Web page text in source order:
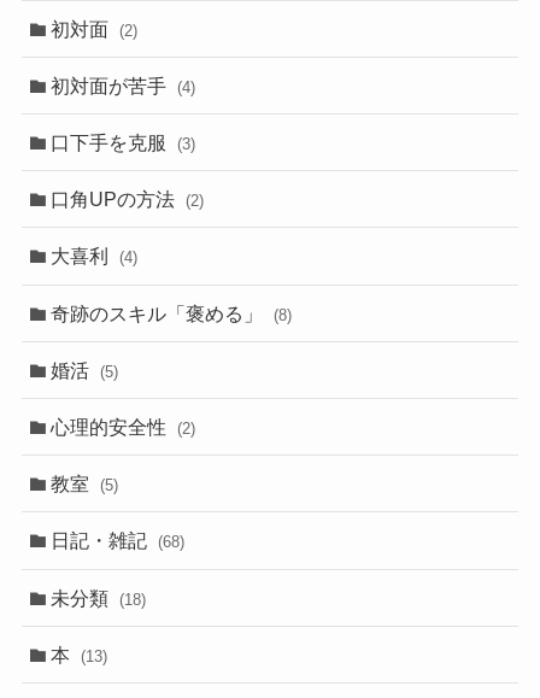
初対面 (2)
初対面が苦手 (4)
口下手を克服 (3)
口角UPの方法 (2)
大喜利 (4)
奇跡のスキル「褒める」 (8)
婚活 (5)
心理的安全性 (2)
教室 (5)
日記・雑記 (68)
未分類 (18)
本 (13)